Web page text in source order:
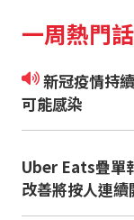
一周熱門
新冠疫情持續飆升 常見八大症狀 沒發燒也
可能感染
Uber Eats疊單
改善將按人連續